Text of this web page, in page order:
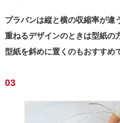
プラバンは縦と横の収縮率が違
重ねるデザインのときは型紙の
型紙を斜めに置くのもおすすめ
03